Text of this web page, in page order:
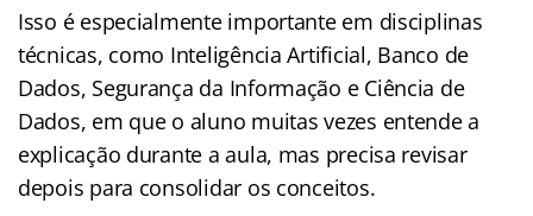
Isso é especialmente importante em disciplinas
técnicas, como Inteligência Artificial, Banco de
Dados, Segurança da Informação e Ciência de
Dados, em que o aluno muitas vezes entende a
explicação durante a aula, mas precisa revisar
depois para consolidar os conceitos.